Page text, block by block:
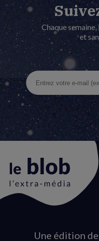
Chaque
et
Animation
Une édition